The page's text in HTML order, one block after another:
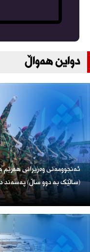
دواین هەواڵ
ئەنجوومەنی وەزیرانی
(ساڵێک بە دوو ساڵ) پەسەند